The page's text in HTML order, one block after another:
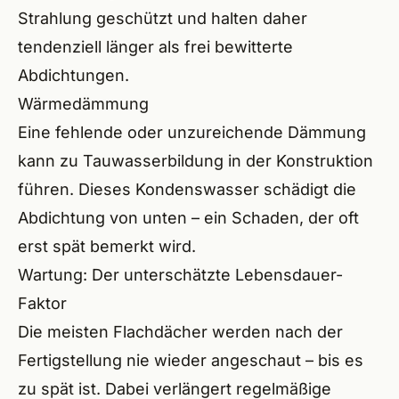
Strahlung geschützt und halten daher
tendenziell länger als frei bewitterte
Abdichtungen.
Wärmedämmung
Eine fehlende oder unzureichende Dämmung
kann zu Tauwasserbildung in der Konstruktion
führen. Dieses Kondenswasser schädigt die
Abdichtung von unten – ein Schaden, der oft
erst spät bemerkt wird.
Wartung: Der unterschätzte Lebensdauer-
Faktor
Die meisten Flachdächer werden nach der
Fertigstellung nie wieder angeschaut – bis es
zu spät ist. Dabei verlängert regelmäßige